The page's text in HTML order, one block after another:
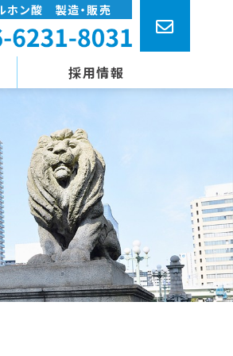
ホン酸 製造・販売
採用情報